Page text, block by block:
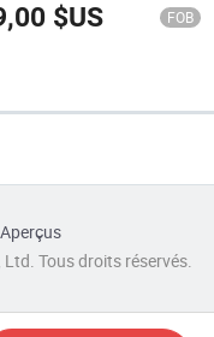
$US FOB
Aperçus
Tous droits réservés.